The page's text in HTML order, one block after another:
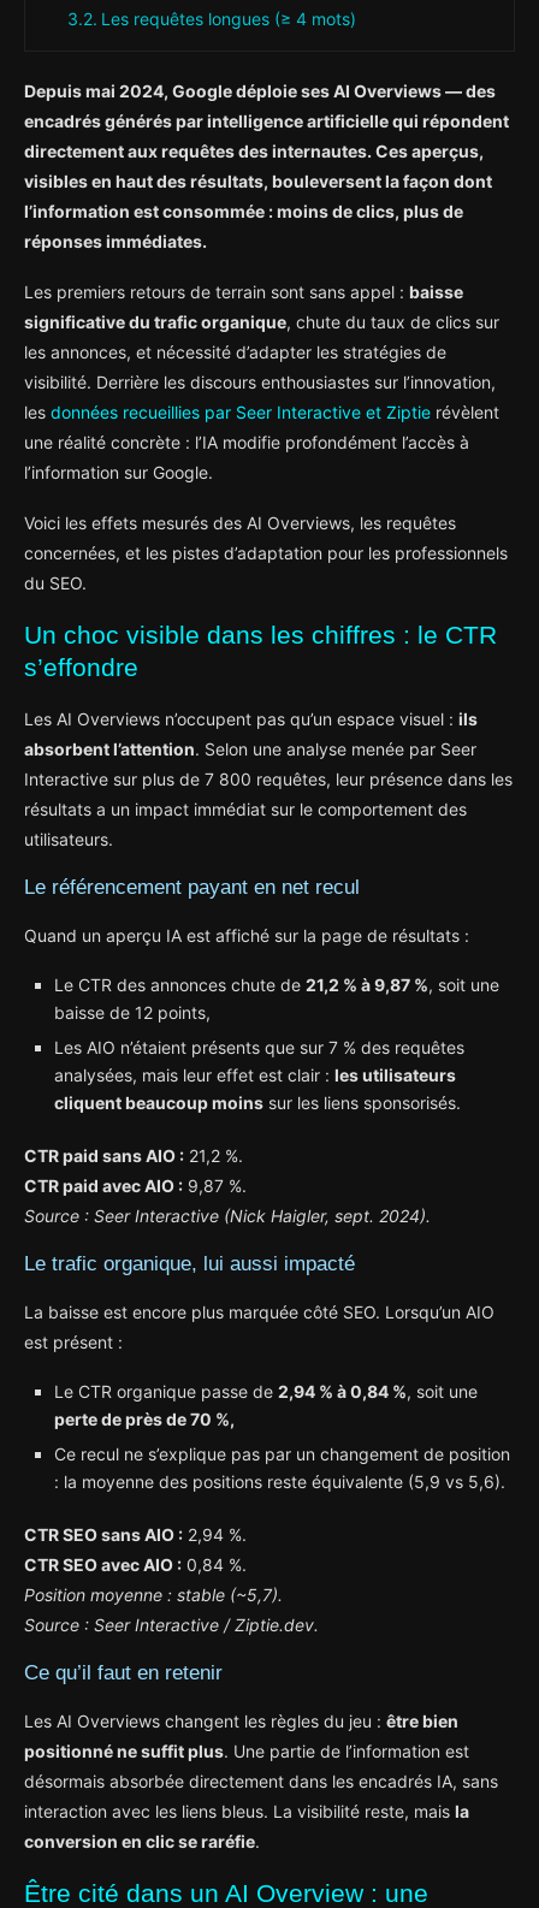
Les requêtes longues (≥ 4 mots)
Quand c’est pertinent
Quand ce n’est pas prioritaire
Comment optimiser sans se perdre
Sur les requêtes concernées :
Sur la stratégie à adopter :
Depuis mai 2024, Google déploie ses AI Overviews — des
encadrés générés par intelligence artificielle qui répondent
directement aux requêtes des internautes. Ces aperçus,
visibles en haut des résultats, bouleversent la façon dont
l’information est consommée : moins de clics, plus de
réponses immédiates.
Les premiers retours de terrain sont sans appel : baisse
significative du trafic organique, chute du taux de clics sur
les annonces, et nécessité d’adapter les stratégies de
visibilité. Derrière les discours enthousiastes sur l’innovation,
les données recueillies par Seer Interactive et Ziptie révèlent
une réalité concrète : l’IA modifie profondément l’accès à
l’information sur Google.
Voici les effets mesurés des AI Overviews, les requêtes
concernées, et les pistes d’adaptation pour les professionnels
du SEO.
Un choc visible dans les chiffres : le CTR
s’effondre
Les AI Overviews n’occupent pas qu’un espace visuel : ils
absorbent l’attention. Selon une analyse menée par Seer
Interactive sur plus de 7 800 requêtes, leur présence dans les
résultats a un impact immédiat sur le comportement des
utilisateurs.
Le référencement payant en net recul
Quand un aperçu IA est affiché sur la page de résultats :
Le CTR des annonces chute de 21,2 % à 9,87 %, soit une
baisse de 12 points,
Les AIO n’étaient présents que sur 7 % des requêtes
analysées, mais leur effet est clair : les utilisateurs
cliquent beaucoup moins sur les liens sponsorisés.
CTR paid sans AIO : 21,2 %.
CTR paid avec AIO : 9,87 %.
Source : Seer Interactive (Nick Haigler, sept. 2024).
Le trafic organique, lui aussi impacté
La baisse est encore plus marquée côté SEO. Lorsqu’un AIO
est présent :
Le CTR organique passe de 2,94 % à 0,84 %, soit une
perte de près de 70 %,
Ce recul ne s’explique pas par un changement de position
: la moyenne des positions reste équivalente (5,9 vs 5,6).
CTR SEO sans AIO : 2,94 %.
CTR SEO avec AIO : 0,84 %.
Position moyenne : stable (~5,7).
Source : Seer Interactive / Ziptie.dev.
Ce qu’il faut en retenir
Les AI Overviews changent les règles du jeu : être bien
positionné ne suffit plus. Une partie de l’information est
désormais absorbée directement dans les encadrés IA, sans
interaction avec les liens bleus. La visibilité reste, mais la
conversion en clic se raréfie.
Être cité dans un AI Overview : une